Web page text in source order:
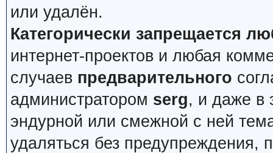
или удалён.
Категорически запрещается
интернет-проектов и любая
случаев предварительного
администратором serg, и даже в
эндурной или смежной с ней
удаляться без предупреждения,